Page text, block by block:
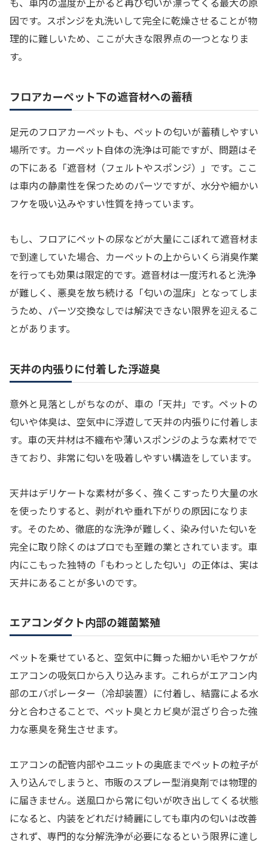
因です。スポンジを丸洗いして完全に乾燥させることが物
理的に難しいため、ここが大きな限界点の一つとなりま
す。
フロアカーペット下の遮音材への蓄積
足元のフロアカーペットも、ペットの匂いが蓄積しやすい
場所です。カーペット自体の洗浄は可能ですが、問題はそ
の下にある「遮音材（フェルトやスポンジ）」です。ここ
は車内の静粛性を保つためのパーツですが、水分や細かい
フケを吸い込みやすい性質を持っています。
もし、フロアにペットの尿などが大量にこぼれて遮音材ま
で到達していた場合、カーペットの上からいくら消臭作業
を行っても効果は限定的です。遮音材は一度汚れると洗浄
が難しく、悪臭を放ち続ける「匂いの温床」となってしま
うため、パーツ交換なしでは解決できない限界を迎えるこ
とがあります。
天井の内張りに付着した浮遊臭
意外と見落としがちなのが、車の「天井」です。ペットの
匂いや体臭は、空気中に浮遊して天井の内張りに付着しま
す。車の天井材は不織布や薄いスポンジのような素材でで
きており、非常に匂いを吸着しやすい構造をしています。
天井はデリケートな素材が多く、強くこすったり大量の水
を使ったりすると、剥がれや垂れ下がりの原因になりま
す。そのため、徹底的な洗浄が難しく、染み付いた匂いを
完全に取り除くのはプロでも至難の業とされています。車
内にこもった独特の「もわっとした匂い」の正体は、実は
天井にあることが多いのです。
エアコンダクト内部の雑菌繁殖
ペットを乗せていると、空気中に舞った細かい毛やフケが
エアコンの吸気口から入り込みます。これらがエアコン内
部のエバポレーター（冷却装置）に付着し、結露による水
分と合わさることで、ペット臭とカビ臭が混ざり合った強
力な悪臭を発生させます。
エアコンの配管内部やユニットの奥底までペットの粒子が
入り込んでしまうと、市販のスプレー型消臭剤では物理的
に届きません。送風口から常に匂いが吹き出してくる状態
になると、内装をどれだけ綺麗にしても車内の匂いは改善
されず、専門的な分解洗浄が必要になるという限界に達し